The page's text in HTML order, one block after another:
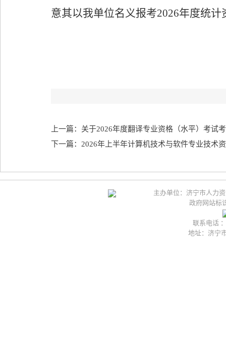
意其以我单位名义报考2026年度统计
上一篇：关于2026年度翻译专业资格（水平）考试
下一篇：2026年上半年计算机技术与软件专业技术
主办单位：济宁市人力
政府网站标
联系电话
地址：济宁